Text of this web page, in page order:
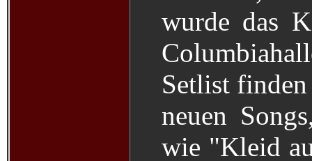
wurde das
Setlist
neuen
wie "Kleid